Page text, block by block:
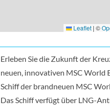
Leaflet | ©
Erleben Sie die Zukunft der
neuen, innovativen MSC World
Schiff der brandneuen MSC
Das Schiff verfügt über LNG-